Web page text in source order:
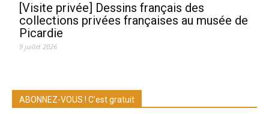
[Visite privée] Dessins français des
collections privées françaises au musée de
Picardie
9 juillet 2026
ABONNEZ-VOUS ! C'est gratuit